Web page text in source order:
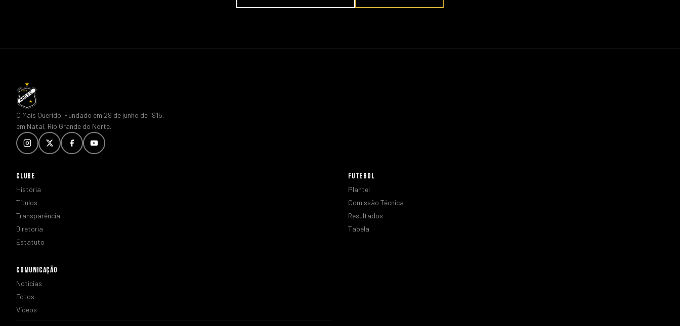
O Mais Querido. Fundado em 29 de junho de 1915,
em Natal, Rio Grande do Norte.
CLUBE
História
Títulos
Transparência
Diretoria
Estatuto
FUTEBOL
Plantel
Comissão Técnica
Resultados
Tabela
COMUNICAÇÃO
Notícias
Fotos
Vídeos